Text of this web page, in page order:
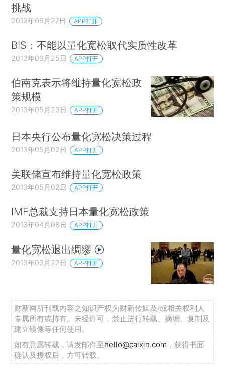
挑战
2013年06月27日 APP打开
BIS：不能以量化宽松取代实质性改革
2013年06月25日 APP打开
伯南克表示将维持量化宽松政
策规模
2013年05月23日 APP打开
日本央行公布量化宽松决策过程
2013年05月02日 APP打开
美联储宣布维持量化宽松政策
2013年05月02日 APP打开
IMF总裁支持日本量化宽松政策
2013年04月08日 APP打开
量化宽松退出绸缪
2013年03月22日 APP打开
财新网所刊载内容之知识产权为财新传媒及/或相关权利人
专属所有或持有。未经许可，禁止进行转载、摘编、复制及
建立镜像等任何使用。
如有意愿转载，请发邮件至hello@caixin.com ，获得书面
确认及授权后，方可转载。